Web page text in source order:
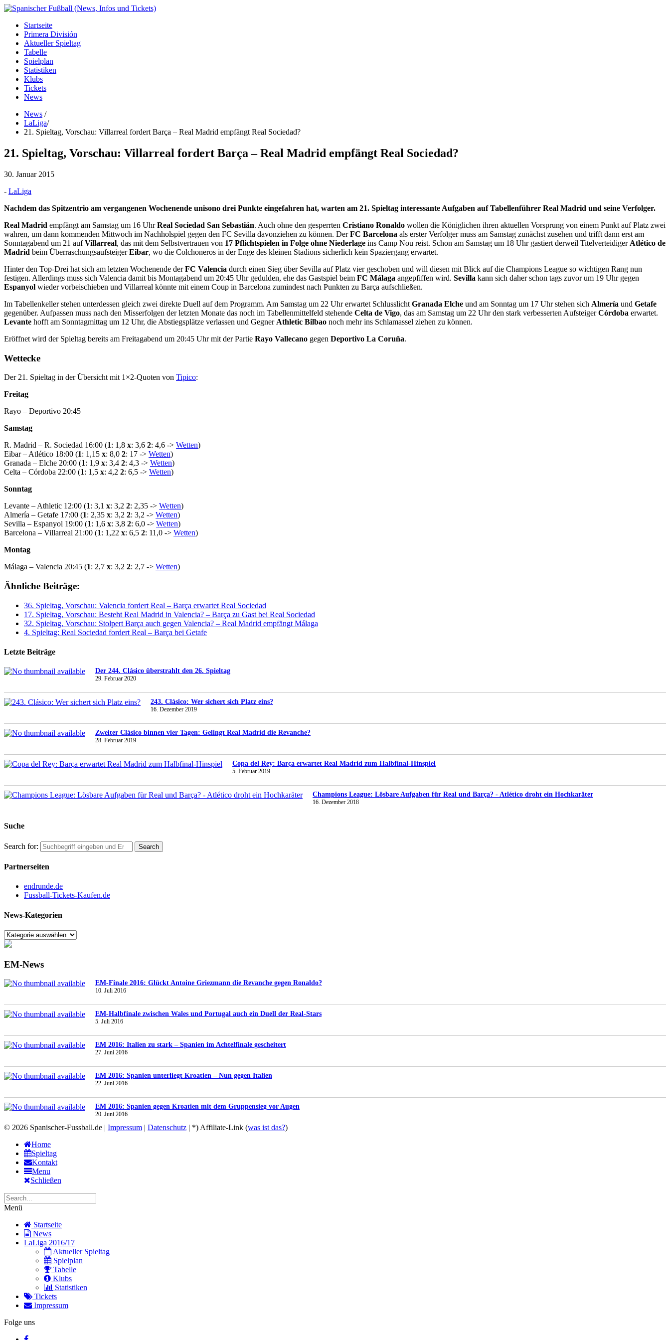
Startseite
Primera División
Aktueller Spieltag
Tabelle
Spielplan
Statistiken
Klubs
Tickets
News
News /
LaLiga/
21. Spieltag, Vorschau: Villarreal fordert Barça – Real Madrid empfängt Real Sociedad?
21. Spieltag, Vorschau: Villarreal fordert Barça – Real Madrid empfängt Real Sociedad?
30. Januar 2015
- LaLiga
Nachdem das Spitzentrio am vergangenen Wochenende unisono drei Punkte eingefahren hat, warten am 21. Spieltag interessante Aufgaben auf Tabellenführer Real Madrid und seine Verfolger.
Real Madrid empfängt am Samstag um 16 UhrReal Sociedad San Sebastián. Auch ohne den gesperrten Cristiano Ronaldo wollen die Königlichen ihren aktuellen Vorsprung von einem Punkt auf Platz zwei
wahren, um dann kommenden Mittwoch im Nachholspiel gegen den FC Sevilla davonziehen zu können. DerFC Barcelona als erster Verfolger muss am Samstag zunächst zusehen und trifft dann erst am
Sonntagabend um 21 aufVillarreal, das mit dem Selbstvertrauen von 17 Pflichtspielen in Folge ohne Niederlage ins Camp Nou reist. Schon am Samstag um 18 Uhr gastiert derweil Titelverteidiger Atlético de
Madrid beim ÜberraschungsaufsteigerEibar, wo die Colchoneros in der Enge des kleinen Stadions sicherlich kein Spaziergang erwartet.
Hinter den Top-Drei hat sich am letzten Wochenende derFC Valencia durch einen Sieg über Sevilla auf Platz vier geschoben und will diesen mit Blick auf die Champions League so wichtigen Rang nun
festigen. Allerdings muss sich Valencia damit bis Montagabend um 20:45 Uhr gedulden, ehe das Gastspiel beim FC Málaga angepfiffen wird. Sevilla kann sich daher schon tags zuvor um 19 Uhr gegen
Espanyol wieder vorbeischieben und Villarreal könnte mit einem Coup in Barcelona zumindest nach Punkten zu Barça aufschließen.
Im Tabellenkeller stehen unterdessen gleich zwei direkte Duell auf dem Programm. Am Samstag um 22 Uhr erwartet Schlusslicht Granada Elche und am Sonntag um 17 Uhr stehen sich Almería und Getafe
gegenüber. Aufpassen muss nach den Misserfolgen der letzten Monate das noch im Tabellenmittelfeld stehende Celta de Vigo, das am Samstag um 22 Uhr den stark verbesserten AufsteigerCórdoba erwartet.
Levante hofft am Sonntagmittag um 12 Uhr, die Abstiegsplätze verlassen und Gegner Athletic Bilbao noch mehr ins Schlamassel ziehen zu können.
Eröffnet wird der Spieltag bereits am Freitagabend um 20:45 Uhr mit der Partie Rayo Vallecano gegen Deportivo La Coruña.
Wettecke
Der 21. Spieltag in der Übersicht mit 1×2-Quoten von Tipico:
Freitag
Rayo – Deportivo 20:45
Samstag
R. Madrid – R. Sociedad 16:00 (1: 1,8 x: 3,6 2: 4,6 -> Wetten)
Eibar – Atlético 18:00 (1: 1,15 x: 8,0 2: 17 -> Wetten)
Granada – Elche 20:00 (1: 1,9 x: 3,4 2: 4,3 -> Wetten)
Celta – Córdoba 22:00 (1: 1,5 x: 4,2 2: 6,5 -> Wetten)
Sonntag
Levante – Athletic 12:00 (1: 3,1 x: 3,2 2: 2,35 -> Wetten)
Almería – Getafe 17:00 (1: 2,35 x: 3,2 2: 3,2 -> Wetten)
Sevilla – Espanyol 19:00 (1: 1,6 x: 3,8 2: 6,0 -> Wetten)
Barcelona – Villarreal 21:00 (1: 1,22 x: 6,5 2: 11,0 -> Wetten)
Montag
Málaga – Valencia 20:45 (1: 2,7 x: 3,2 2: 2,7 -> Wetten)
Ähnliche Beiträge:
36. Spieltag, Vorschau: Valencia fordert Real – Barça erwartet Real Sociedad
17. Spieltag, Vorschau: Besteht Real Madrid in Valencia? – Barça zu Gast bei Real Sociedad
32. Spieltag, Vorschau: Stolpert Barça auch gegen Valencia? – Real Madrid empfängt Málaga
4. Spieltag: Real Sociedad fordert Real – Barça bei Getafe
Letzte Beiträge
Der 244. Clásico überstrahlt den 26. Spieltag
29. Februar 2020
243. Clásico: Wer sichert sich Platz eins?
16. Dezember 2019
Zweiter Clásico binnen vier Tagen: Gelingt Real Madrid die Revanche?
28. Februar 2019
Copa del Rey: Barça erwartet Real Madrid zum Halbfinal-Hinspiel
5. Februar 2019
Champions League: Lösbare Aufgaben für Real und Barça? - Atlético droht ein Hochkaräter
16. Dezember 2018
Suche
Search for:
Partnerseiten
endrunde.de
Fussball-Tickets-Kaufen.de
News-Kategorien
EM-News
EM-Finale 2016: Glückt Antoine Griezmann die Revanche gegen Ronaldo?
10. Juli 2016
EM-Halbfinale zwischen Wales und Portugal auch ein Duell der Real-Stars
5. Juli 2016
EM 2016: Italien zu stark – Spanien im Achtelfinale gescheitert
27. Juni 2016
EM 2016: Spanien unterliegt Kroatien – Nun gegen Italien
22. Juni 2016
EM 2016: Spanien gegen Kroatien mit dem Gruppensieg vor Augen
20. Juni 2016
© 2026 Spanischer-Fussball.de | Impressum | Datenschutz | *) Affiliate-Link (was ist das?)
Home
Spieltag
Kontakt
Menu
Schließen
Menü
Startseite
News
LaLiga 2016/17
Aktueller Spieltag
Spielplan
Tabelle
Klubs
Statistiken
Tickets
Impressum
Folge uns